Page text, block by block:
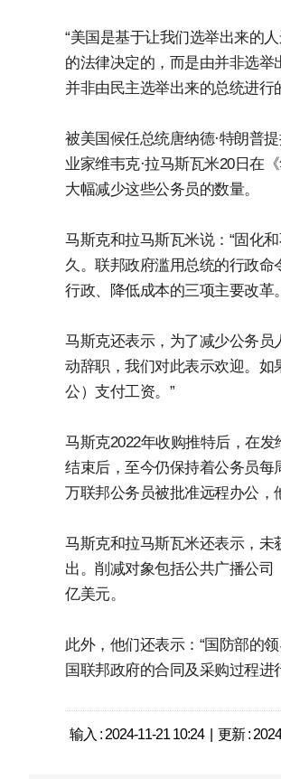
“美国是基于让我们选举出来的
的法律决定的，而是由并非选举
并非由民主选举出来的总统进
被美国候任总统唐纳德·特朗普
业家维韦克·拉马斯瓦米20日在
大幅减少这些公务员的数量。
马斯克和拉马斯瓦米说：“固化
久。联邦政府滥用总统的行政
行政、降低成本的三项主要改革
马斯克还表示，为了减少公务员
动辞职，我们对此表示欢迎。
公）支付工资。”
马斯克2022年收购推特后，在
结束后，至今仍保持着公务员每
万联邦公务员被批准远程办公，
马斯克和拉马斯瓦米还表示，未
出。削减对象包括公共广播公司
亿美元。
此外，他们还表示：“国防部的
国联邦政府的合同及采购过程进
输入 : 2024-11-21 10:24 | 更新 :